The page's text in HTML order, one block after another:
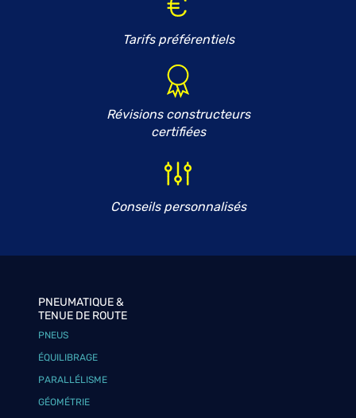
Tarifs préférentiels
Révisions constructeurs
certifiées
Conseils personnalisés
PNEUMATIQUE &
TENUE DE ROUTE
PNEUS
ÉQUILIBRAGE
PARALLÉLISME
GÉOMÉTRIE